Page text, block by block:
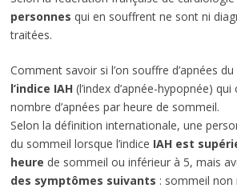
personnes qui en souffrent ne sont ni
traitées.
Comment savoir si l’on souffre d’apnées
l’indice IAH (l’index d’apnée-hypopnée)
nombre d’apnées par heure de sommeil.
Selon la définition internationale, une
du sommeil lorsque l’indice IAH est
heure de sommeil ou inférieur à 5, mais
des symptômes suivants : sommeil